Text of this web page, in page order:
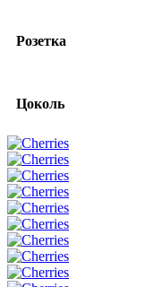
Розетка
Цоколь